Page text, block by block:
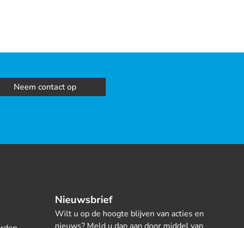
Neem contact op
Nieuwsbrief
Wilt u op de hoogte blijven van acties en